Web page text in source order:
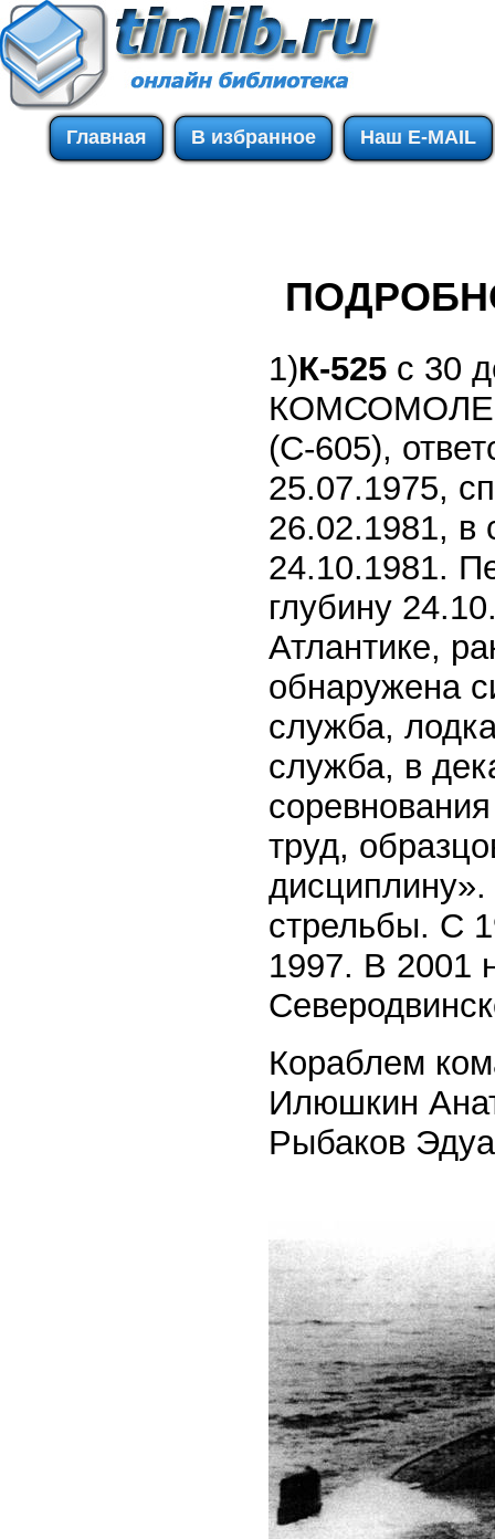
Главная В избранное Наш E-MAIL
1)К-525 с 30
(С-605),
25.07.1975,
26.02.1981, в
24.10.1981.
глубину
Атлантике,
обнаружена
служба,
служба, в
труд,
стрельбы. С
1997. В 2001
Кораблем
Илюшкин
Рыбаков